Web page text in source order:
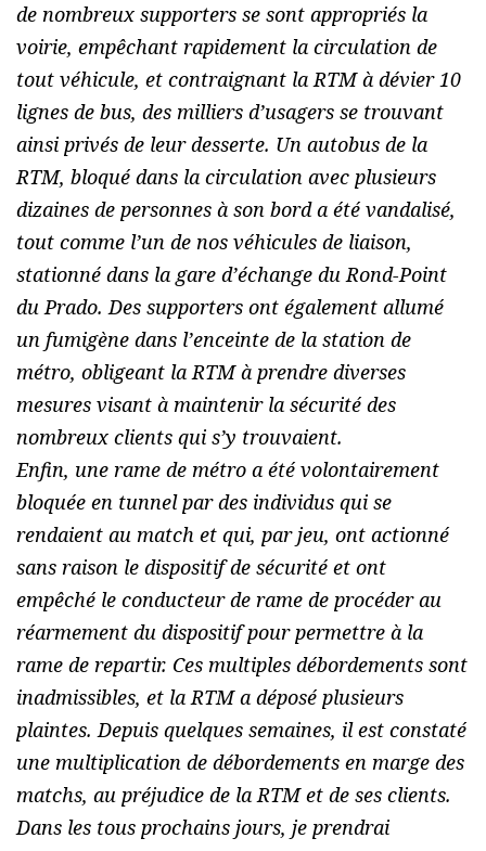
de nombreux supporters se sont appropriés la
voirie, empêchant rapidement la circulation de
tout véhicule, et contraignant la RTM à dévier 10
lignes de bus, des milliers d’usagers se trouvant
ainsi privés de leur desserte. Un autobus de la
RTM, bloqué dans la circulation avec plusieurs
dizaines de personnes à son bord a été vandalisé,
tout comme l’un de nos véhicules de liaison,
stationné dans la gare d’échange du Rond-Point
du Prado. Des supporters ont également allumé
un fumigène dans l’enceinte de la station de
métro, obligeant la RTM à prendre diverses
mesures visant à maintenir la sécurité des
nombreux clients qui s’y trouvaient.
Enfin, une rame de métro a été volontairement
bloquée en tunnel par des individus qui se
rendaient au match et qui, par jeu, ont actionné
sans raison le dispositif de sécurité et ont
empêché le conducteur de rame de procéder au
réarmement du dispositif pour permettre à la
rame de repartir. Ces multiples débordements sont
inadmissibles, et la RTM a déposé plusieurs
plaintes. Depuis quelques semaines, il est constaté
une multiplication de débordements en marge des
matchs, au préjudice de la RTM et de ses clients.
Dans les tous prochains jours, je prendrai